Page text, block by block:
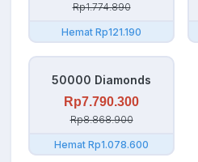
Rp1.774.890
Hemat Rp121.190
50000 Diamonds
Rp7.790.300
Rp8.868.900
Hemat Rp1.078.600